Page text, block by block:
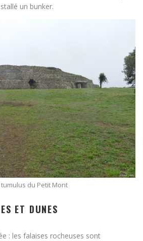
un bunker.
tumulus du Petit Mont
ET DUNES
: les falaises rocheuses sont